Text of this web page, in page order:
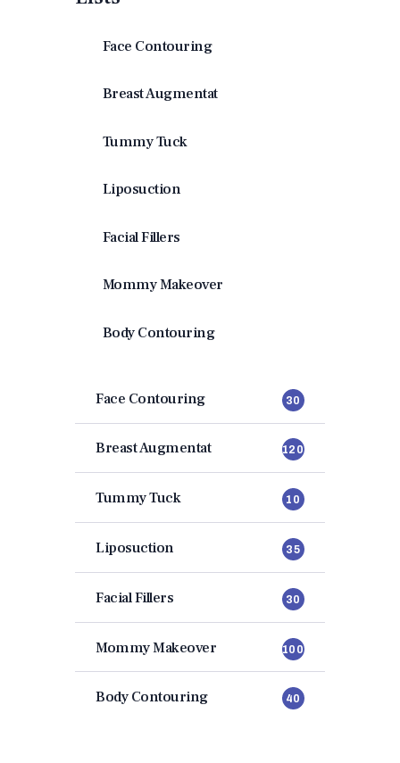
Face Contouring
Breast Augmentat
Tummy Tuck
Liposuction
Facial Fillers
Mommy Makeover
Body Contouring
Face Contouring 30
Breast Augmentat 120
Tummy Tuck 10
Liposuction 35
Facial Fillers 30
Mommy Makeover 100
Body Contouring 40